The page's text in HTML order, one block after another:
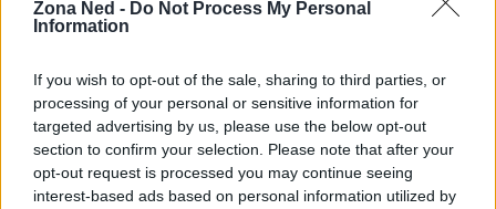
Zona Ned - Do Not Process My Personal
Information
If you wish to opt-out of the sale, sharing to third parties, or
processing of your personal or sensitive information for
targeted advertising by us, please use the below opt-out
section to confirm your selection. Please note that after your
opt-out request is processed you may continue seeing
interest-based ads based on personal information utilized by
verificare la sua attuale disponibilità su piattaforme
anche facilmente reperibile in formato Blu-ray e
DVD, un acquisto consigliato per chi ama rivedere i
cult.
Questa settimana, nel nostro angolo dedicato ai